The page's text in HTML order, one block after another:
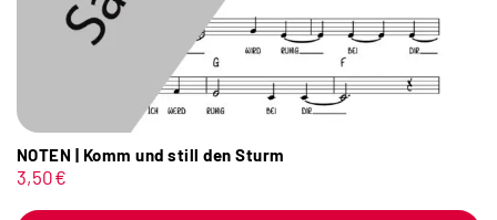
NOTEN | Komm und still den Sturm
3,50€